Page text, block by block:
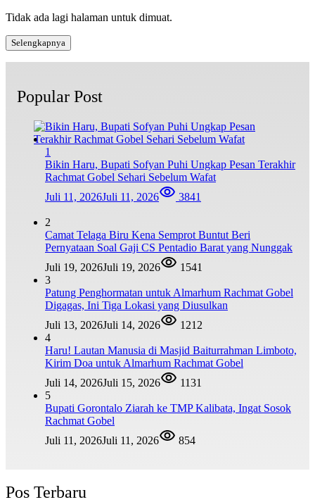
Tidak ada lagi halaman untuk dimuat.
Selengkapnya
Popular Post
1
Bikin Haru, Bupati Sofyan Puhi Ungkap Pesan Terakhir
Rachmat Gobel Sehari Sebelum Wafat
Juli 11, 2026Juli 11, 2026 3841
2
Camat Telaga Biru Kena Semprot Buntut Beri
Pernyataan Soal Gaji CS Pentadio Barat yang Nunggak
Juli 19, 2026Juli 19, 2026
1541
3
Patung Penghormatan untuk Almarhum Rachmat Gobel
Digagas, Ini Tiga Lokasi yang Diusulkan
Juli 13, 2026Juli 14, 2026
1212
4
Haru! Lautan Manusia di Masjid Baiturrahman Limboto,
Kirim Doa untuk Almarhum Rachmat Gobel
Juli 14, 2026Juli 15, 2026
1131
5
Bupati Gorontalo Ziarah ke TMP Kalibata, Ingat Sosok
Rachmat Gobel
Juli 11, 2026Juli 11, 2026 854
Pos Terbaru